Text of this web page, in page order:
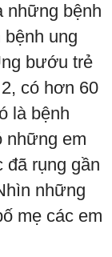
những bệnh
ung
bướu trẻ
có hơn 60
là bệnh
những em
đã rụng gần
những
mẹ các em